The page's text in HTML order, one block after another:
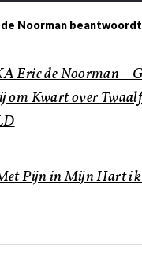
de Noorman beantwoordt
Eric de Noorman –
om Kwart over
Pijn in Mijn Hart